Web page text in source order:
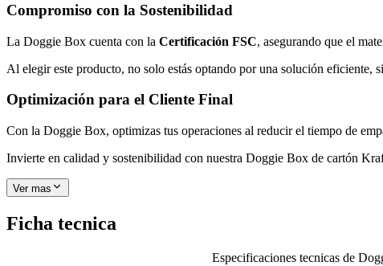
Compromiso con la Sostenibilidad
La Doggie Box cuenta con la Certificación FSC, asegurando que el
Al elegir este producto, no solo estás optando por una solución eficiente,
Optimización para el Cliente Final
Con la Doggie Box, optimizas tus operaciones al reducir el tiempo de
Invierte en calidad y sostenibilidad con nuestra Doggie Box de cartón
Ver mas
Ficha tecnica
Especificaciones tecnicas de